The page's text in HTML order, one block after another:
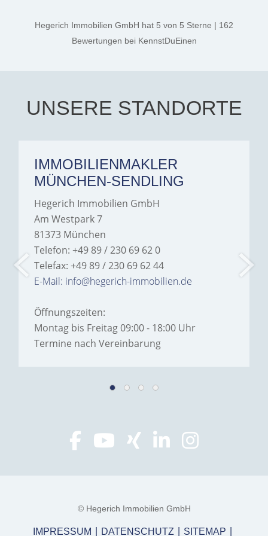
thanks, and a huge part of
the credit goes to Amelie
Jamrowâ€”she was
exceptionally professional,
Hegerich Immobilien to
anyone looking for a home.
Hegerich Immobilien GmbH hat 5 von 5 Sterne | 162
Bewertungen bei KennstDuEinen
UNSERE STANDORTE
IMMOBILIENMAKLER
MÜNCHEN-SENDLING
Hegerich Immobilien GmbH
Am Westpark 7
81373 München
Telefon: +49 89 / 230 69 62 0
Telefax: +49 89 / 230 69 62 44
E-Mail: info@hegerich-immobilien.de
Öffnungszeiten:
Montag bis Freitag 09:00 - 18:00 Uhr
Termine nach Vereinbarung
© Hegerich Immobilien GmbH
IMPRESSUM DATENSCHUTZ SITEMAP